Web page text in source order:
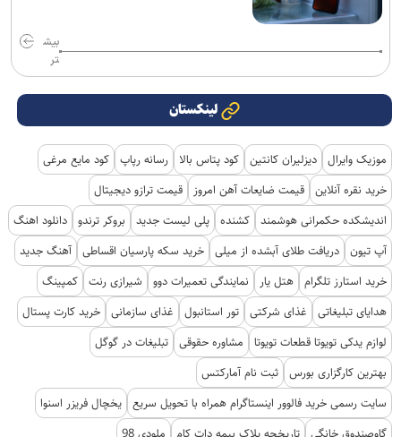
بیش
تر
لینکستان
موزیک وایرال دیزلیران کانتین کود پتاس بالا رسانه رپاپ کود مایع مرغی
خرید نقره آنلاین قیمت ضایعات آهن امروز
قیمت ترازو دیجیتال
اندیشکده حکمرانی هوشمند کشنده پلی لیست جدید بروکر ترندو دانلود اهنگ
آپ تیون دریافت طلای آبشده از میلی خرید سکه پارسیان اقساطی آهنگ جدید
خرید استارز تلگرام هتل یار نمایندگی تعمیرات دوو شیرازی رنت کمپینگ
هدایای تبلیغاتی
غذای شرکتی تور استانبول غذای سازمانی خرید کارت پستال
لوازم یدکی تویوتا قطعات تویوتا
مشاوره حقوقی تبلیغات در گوگل
بهترین کارگزاری بورس ثبت نام آمارکتس
سایت رسمی خرید فالوور اینستاگرام همراه با تحویل سریع یخچال فریزر اسنوا